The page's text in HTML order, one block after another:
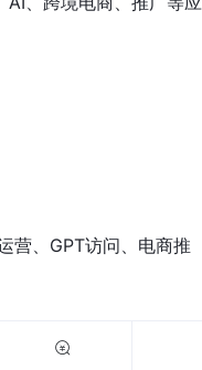
营、GPT访问、电商推